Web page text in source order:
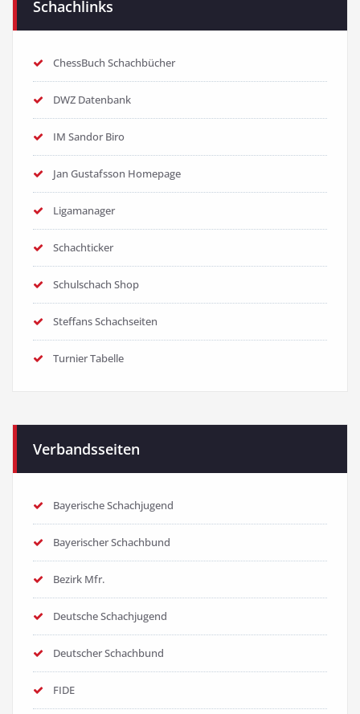
Schachlinks
ChessBuch Schachbücher
DWZ Datenbank
IM Sandor Biro
Jan Gustafsson Homepage
Ligamanager
Schachticker
Schulschach Shop
Steffans Schachseiten
Turnier Tabelle
Verbandsseiten
Bayerische Schachjugend
Bayerischer Schachbund
Bezirk Mfr.
Deutsche Schachjugend
Deutscher Schachbund
FIDE